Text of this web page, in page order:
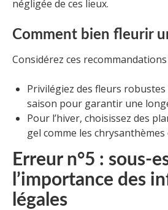
négligée de ces lieux.
Comment bien fleurir
Considérez ces recommandations
Privilégiez des fleurs robustes
saison pour garantir une
Pour l’hiver, choisissez des
gel comme les
Erreur n°5 : sous-
l’importance des
légales